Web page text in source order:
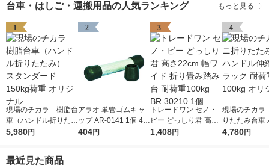
台車・はしご・運搬用品の人気ランキング もっと見る
1
現場のチカラ 樹脂台
車（ハンドル折りたた
み） スタンダード
5,980円
2
アラオ 単管ゴムキャ
ップ AR-0141 1個 48
9-7544（直送品）
404円
3
トレードワン セノ・
ビー どっしり君 高さ
22cm 幅ワイド 折り畳
1,408円
4
現場のチカラ
りたたみ台車
ル伸縮式 ブラ
4,780円
最近見た商品